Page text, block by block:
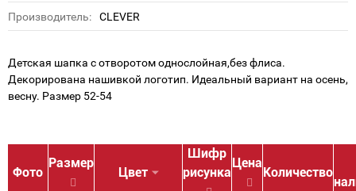
Производитель: CLEVER
Детская шапка с отворотом однослойная,без флиса.
Декорирована нашивкой логотип. Идеальный вариант на осень,
весну. Размер 52-54
Фото
Размер
Цвет
Шифр
рисунка
Цена
Количество